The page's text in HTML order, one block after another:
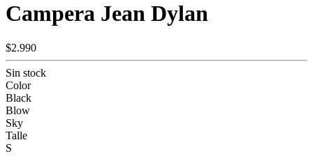
Campera Jean Dylan
$2.990
Sin stock
Color
Black
Blow
Sky
Talle
S